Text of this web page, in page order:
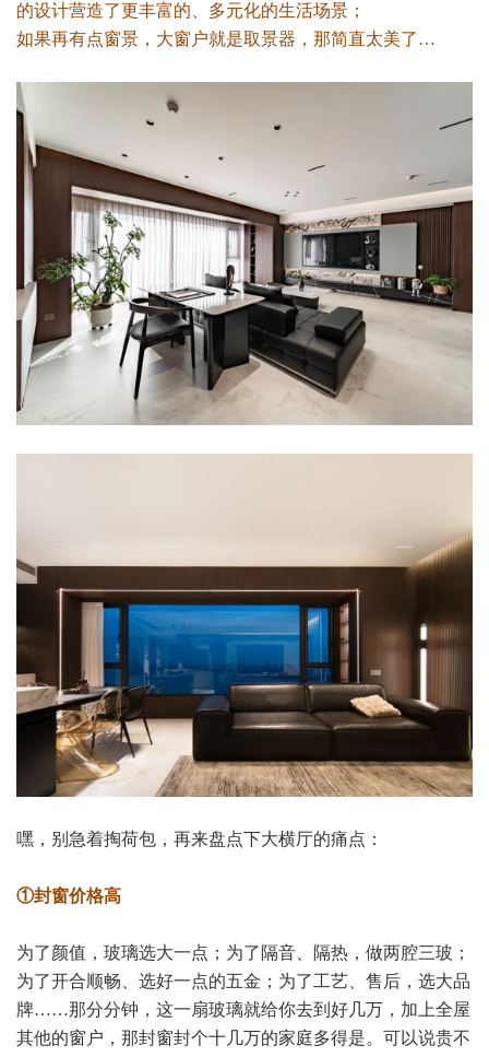
的设计营造了更丰富的、多元化的生活场景；
如果再有点窗景，大窗户就是取景器，那简直太美了…
嘿，别急着掏荷包，再来盘点下大横厅的痛点：
①封窗价格高
为了颜值，玻璃选大一点；为了隔音、隔热，做两腔三玻；
为了开合顺畅、选好一点的五金；为了工艺、售后，选大品
牌……那分分钟，这一扇玻璃就给你去到好几万，加上全屋
其他的窗户，那封窗封个十几万的家庭多得是。可以说贵不